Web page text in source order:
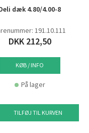
dæk 4.80/4.00-8
191.10.111
DKK 212,50
KØB / INFO
På lager
TILFØJ TIL KURVEN